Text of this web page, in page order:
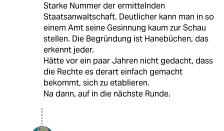
Starke Nummer der ermittelnden
Staatsanwaltschaft. Deutlicher kann man in so
einem Amt seine Gesinnung kaum zur Schau
stellen. Die Begründung ist Hanebüchen, das
erkennt jeder.
Hätte vor ein paar Jahren nicht gedacht, dass
die Rechte es derart einfach gemacht
bekommt, sich zu etablieren.
Na dann, auf in die nächste Runde.